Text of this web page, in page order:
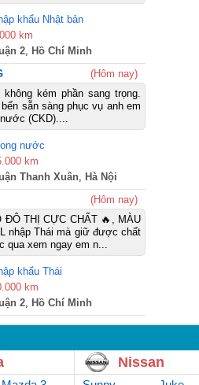
khẩu Nhật bản
km
2, Hồ Chí Minh
(Hôm nay)
kém phần sang trọng.
sẵn sàng phục vụ anh em
(CKD)....
nước
km
Thanh Xuân, Hà Nội
(Hôm nay)
ĐÔ THỊ CỰC CHẤT 🔥, MÀU
nhập Thái mà giữ được chất
qua xem ngay em n...
khẩu Thái
km
2, Hồ Chí Minh
Nissan